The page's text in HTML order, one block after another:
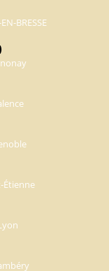
BRESSE
Étienne